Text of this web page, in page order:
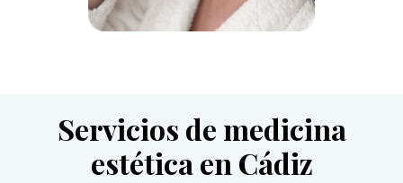
Servicios de medicina
estética en Cádiz